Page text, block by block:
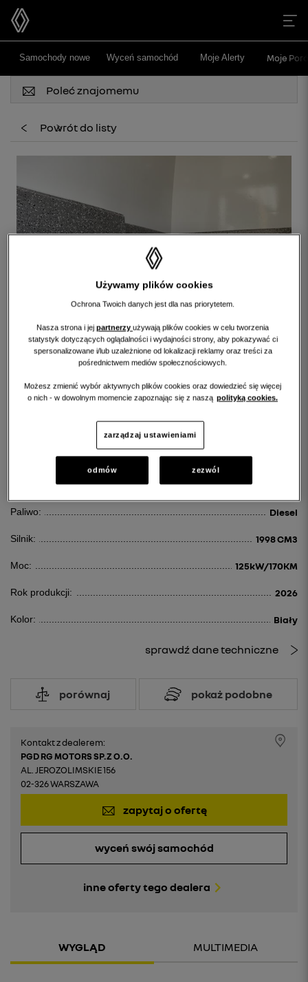
Samochody nowe Wyceń samochód
Moje Alerty
Moje
Powrót do listy
Poleć znajomemu
RENAULT MASTER
248 528 PLN
Paliwo: Diesel
Silnik: 1998 CM3
Moc: 125kW/170KM
Rok produkcji: 2026
Kolor: Biały
sprawdź dane techniczne
porównaj pokaż podobne
Kontakt z dealerem:
PGD RG MOTORS SP.Z O.O.
AL. JEROZOLIMSKIE 156
02-326 WARSZAWA
zapytaj o ofertę
wyceń swój samochód
inne oferty tego dealera
WYGLĄD MULTIMEDIA
Używamy plików cookies
Ochrona Twoich danych jest dla nas priorytetem.
Nasza strona i jej partnerzy używają plików cookies w celu tworzenia
statystyk dotyczących oglądalności i wydajności strony, aby pokazywać ci
spersonalizowane i/lub uzależnione od lokalizacji reklamy oraz treści za
pośrednictwem mediów społecznościowych.
Możesz zmienić wybór aktywnych plików cookies oraz dowiedzieć się więcej
o nich - w dowolnym momencie zapoznając się z naszą polityką cookies.
zarządzaj ustawieniami
odmów zezwól